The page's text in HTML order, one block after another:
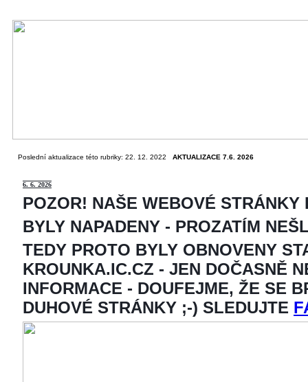
Poslední aktualizace této rubriky: 22. 12. 2022 AKTUALIZACE 7.6. 2026
6. 6. 2026
POZOR! NAŠE WEBOVÉ STRÁNKY
BYLY NAPADENY - PROZATÍM
TEDY PROTO BYLY OBNOVENY
KROUNKA.IC.CZ - JEN DOČASNĚ
INFORMACE - DOUFEJME, ŽE SE
DUHOVÉ STRÁNKY ;-) SLEDUJTE